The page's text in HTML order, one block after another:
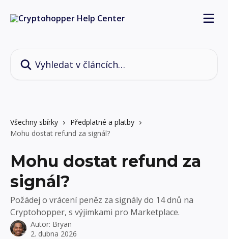
Všechny sbírky
Předplatné a platby
Mohu dostat refund za signál?
Mohu dostat refund za
signál?
Požádej o vrácení peněz za signály do 14 dnů na
Cryptohopper, s výjimkami pro Marketplace.
Autor: Bryan
2. dubna 2026